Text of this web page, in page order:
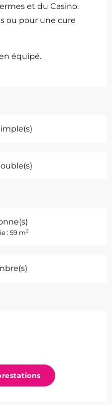
et du Casino.
ou pour une cure
équipé.
: 59 m2